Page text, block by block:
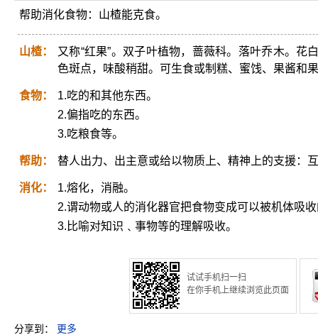
帮助消化食物：山楂能克食。
山楂：
又称“红果”。双子叶植物，蔷薇科。落叶乔木。
色斑点，味酸稍甜。可生食或制糕、蜜饯、果酱和
食物：
1.吃的和其他东西。
2.偏指吃的东西。
3.吃粮食等。
帮助： 替人出力、出主意或给以物质上、精神上的支援：
消化：
1.熔化，消融。
2.谓动物或人的消化器官把食物变成可以被机体吸
3.比喻对知识﹑事物等的理解吸收。
试试手机扫一扫
在你手机上继续浏览此页面
分享到： 更多